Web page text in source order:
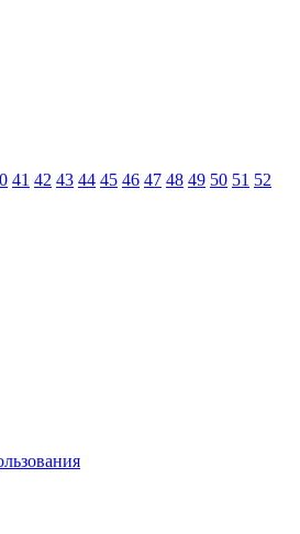
41 42 43 44 45 46 47 48 49 50 51 52